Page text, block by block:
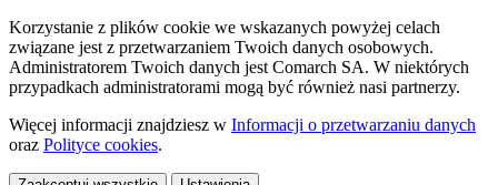
Korzystanie z plików cookie we wskazanych powyżej celach
związane jest z przetwarzaniem Twoich danych osobowych.
Administratorem Twoich danych jest Comarch SA. W niektórych
przypadkach administratorami mogą być również nasi partnerzy.
Więcej informacji znajdziesz w Informacji o przetwarzaniu danych
oraz Polityce cookies.